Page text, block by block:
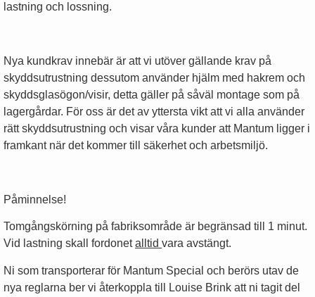
lastning och lossning.
Nya kundkrav innebär är att vi utöver gällande krav på
skyddsutrustning dessutom använder hjälm med hakrem och
skyddsglasögon/visir, detta gäller på såväl montage som på
lagergårdar. För oss är det av yttersta vikt att vi alla använder
rätt skyddsutrustning och visar våra kunder att Mantum ligger i
framkant när det kommer till säkerhet och arbetsmiljö.
Påminnelse!
Tomgångskörning på fabriksområde är begränsad till 1 minut.
Vid lastning skall fordonetalltid vara avstängt.
Ni som transporterar för Mantum Special och berörs utav de
nya reglarna ber vi återkoppla till Louise Brink att ni tagit del